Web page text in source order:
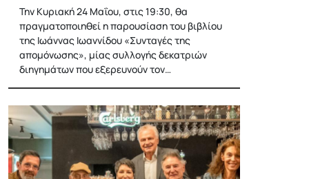
Την Κυριακή 24 Μαΐου, στις 19:30, θα
πραγματοποιηθεί η παρουσίαση του βιβλίου
της Ιωάννας Ιωαννίδου «Συνταγές της
απομόνωσης», μίας συλλογής δεκατριών
διηγημάτων που εξερευνούν τον…